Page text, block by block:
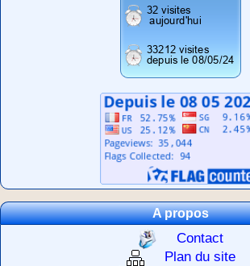
A propos
Contact
Plan du site